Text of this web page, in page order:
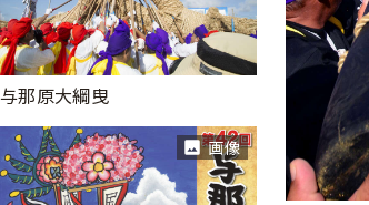
与那原大綱曳
画像